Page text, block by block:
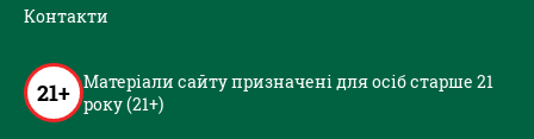
Контакти
21+ Матеріали сайту призначені для осіб старше 21
року (21+)